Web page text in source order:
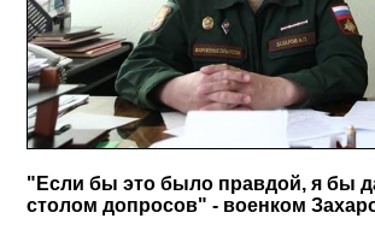
"Если бы это было правдой, я бы
столом допросов" - военком